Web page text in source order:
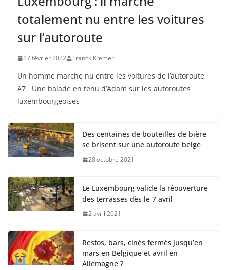
totalement nu entre les voitures
sur l’autoroute
17 février 2022 Franck Kremer
Un homme marche nu entre les voitures de l’autoroute
A7 Une balade en tenu d’Adam sur les autoroutes
luxembourgeoises
Des centaines de bouteilles de bière
se brisent sur une autoroute belge
28 octobre 2021
Le Luxembourg valide la réouverture
des terrasses dès le 7 avril
2 avril 2021
Restos, bars, cinés fermés jusqu’en
mars en Belgique et avril en
Allemagne ?